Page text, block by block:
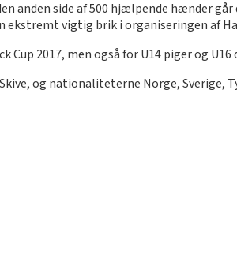
anden side af 500 hjælpende hænder
vigtig brik i organiseringen af
Cup 2017, men også for U14 piger og
og nationaliteterne Norge, Sverige,